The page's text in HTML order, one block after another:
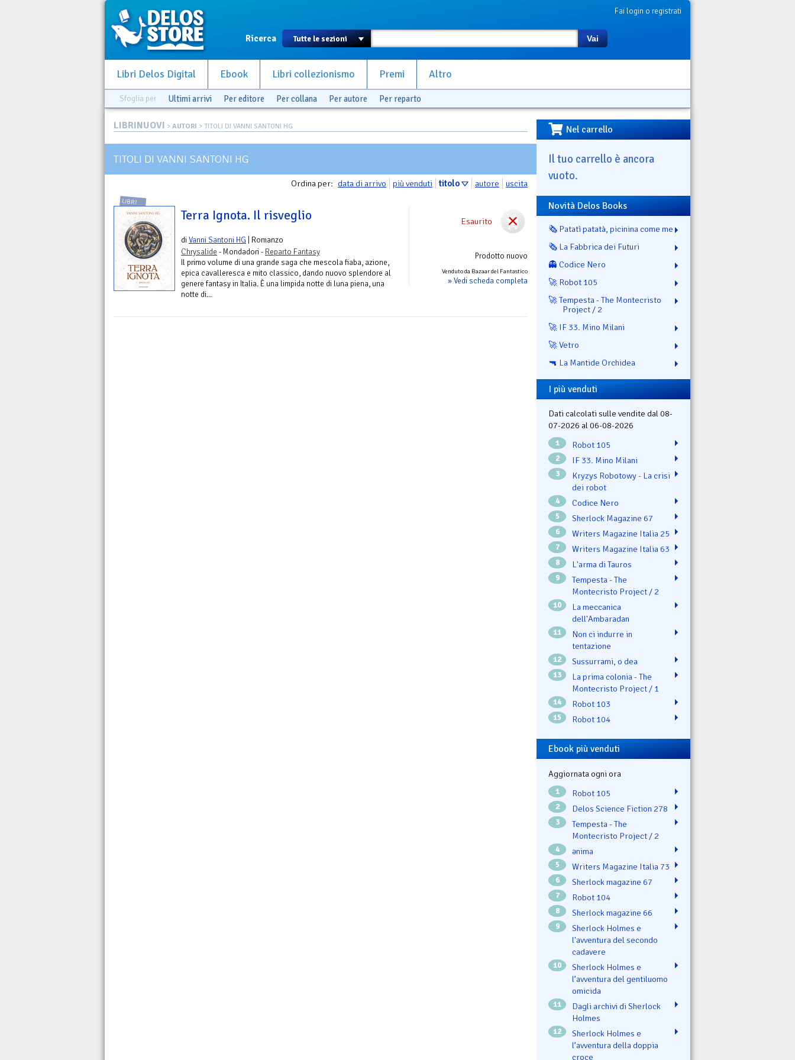
Fai login o registrati
Ricerca Vai
Libri Delos Digital Ebook Libri collezionismo Premi Altro
Sfoglia per Ultimi arrivi Per editore Per collana Per autore Per reparto
LIBRINUOVI > AUTORI > TITOLI DI VANNI SANTONI HG
TITOLI DI VANNI SANTONI HG
Ordina per: data di arrivo più venduti titolo autore uscita
Esaurito
Prodotto nuovo
Venduto da Bazaar del Fantastico
» Vedi scheda completa
LIBRI
Terra Ignota. Il risveglio
diVanni Santoni HG | Romanzo
Chrysalide - Mondadori - Reparto Fantasy
Il primo volume di una grande saga che mescola fiaba, azione,
epica cavalleresca e mito classico, dando nuovo splendore al
genere fantasy in Italia. È una limpida notte di luna piena, una
notte di...
Nel carrello
Il tuo carrello è ancora
vuoto.
Novità Delos Books
🗞️ Patatì patatà, picinina come me
🗞️ La Fabbrica dei Futuri
👻 Codice Nero
🚀 Robot 105
🚀 Tempesta - The Montecristo
Project / 2
🚀 IF 33. Mino Milani
🚀 Vetro
🔫 La Mantide Orchidea
I più venduti
Dati calcolati sulle vendite dal 08-
07-2026 al 06-08-2026
1 Robot 105
2 IF 33. Mino Milani
3
Kryzys Robotowy - La crisi
dei robot
4 Codice Nero
5 Sherlock Magazine 67
6 Writers Magazine Italia 25
7 Writers Magazine Italia 63
8 L'arma di Tauros
9
Tempesta - The
Montecristo Project / 2
10
La meccanica
dell'Ambaradan
11
Non ci indurre in
tentazione
12 Sussurrami, o dea
13
La prima colonia - The
Montecristo Project / 1
14 Robot 103
15 Robot 104
Ebook più venduti
Aggiornata ogni ora
1 Robot 105
2 Delos Science Fiction 278
3
Tempesta - The
Montecristo Project / 2
4 ənima
5 Writers Magazine Italia 73
6 Sherlock magazine 67
7 Robot 104
8 Sherlock magazine 66
9
Sherlock Holmes e
l'avventura del secondo
cadavere
10
Sherlock Holmes e
l’avventura del gentiluomo
omicida
11
Dagli archivi di Sherlock
Holmes
12
Sherlock Holmes e
l’avventura della doppia
croce